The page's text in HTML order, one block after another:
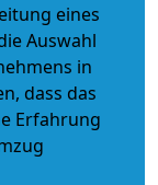
eines
Auswahl
in
dass das
Erfahrung